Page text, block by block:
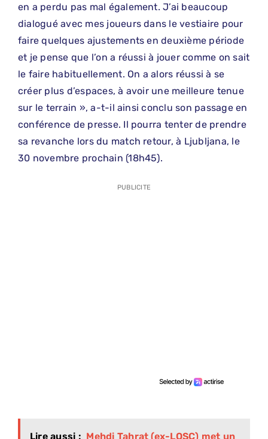
en a perdu pas mal également. J’ai beaucoup
dialogué avec mes joueurs dans le vestiaire pour
faire quelques ajustements en deuxième période
et je pense que l’on a réussi à jouer comme on sait
le faire habituellement. On a alors réussi à se
créer plus d’espaces, à avoir une meilleure tenue
sur le terrain », a-t-il ainsi conclu son passage en
conférence de presse. Il pourra tenter de prendre
sa revanche lors du match retour, à Ljubljana, le
30 novembre prochain (18h45).
PUBLICITE
Lire aussi : Mehdi Tahrat (ex-LOSC) met un